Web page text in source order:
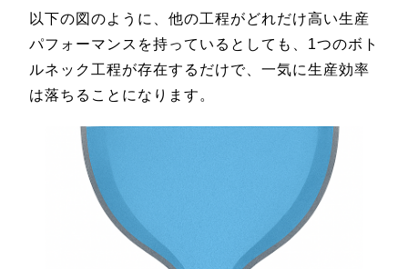
以下の図のように、他の工程がどれだけ高い生産
パフォーマンスを持っているとしても、1つのボト
ルネック工程が存在するだけで、一気に生産効率
は落ちることになります。